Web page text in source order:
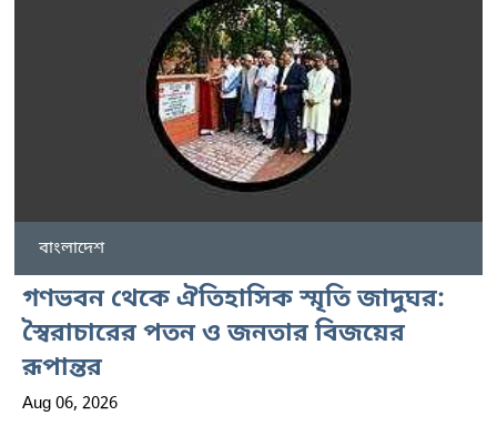
বাংলাদেশ
গণভবন থেকে ঐতিহাসিক স্মৃতি জাদুঘর:
স্বৈরাচারের পতন ও জনতার বিজয়ের
রূপান্তর
Aug 06, 2026